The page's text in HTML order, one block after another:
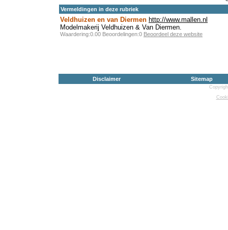
Vermeldingen in deze rubriek
Veldhuizen en van Diermen http://www.mallen.nl
Modelmakerij Veldhuizen & Van Diermen.
Waardering:0.00 Beoordelingen:0 Beoordeel deze website
Disclaimer Sitemap